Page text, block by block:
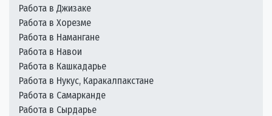
Работа в Джизаке
Работа в Хорезме
Работа в Намангане
Работа в Навои
Работа в Кашкадарье
Работа в Нукус, Каракалпакстане
Работа в Самарканде
Работа в Сырдарье